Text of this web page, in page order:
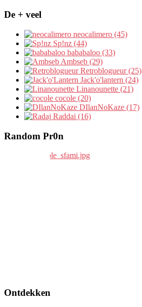
De + veel
neocalimero (45)
Sp!nz (44)
bababaloo (33)
Ambseb (29)
Retroblogueur (25)
Jack'o'lantern (24)
Linanounette (21)
cocole (20)
DIlanNoKaze (17)
Raddai (16)
Random Pr0n
Ontdekken